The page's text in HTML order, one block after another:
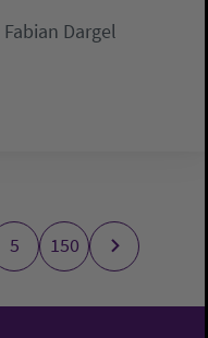
Fabian Dargel
5 150